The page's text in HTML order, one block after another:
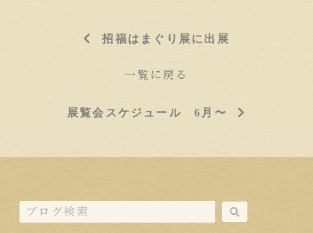
招福はまぐり展に出展
一覧に戻る
展覧会スケジュール 6月〜